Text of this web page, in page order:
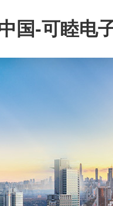
国-可睦电
司